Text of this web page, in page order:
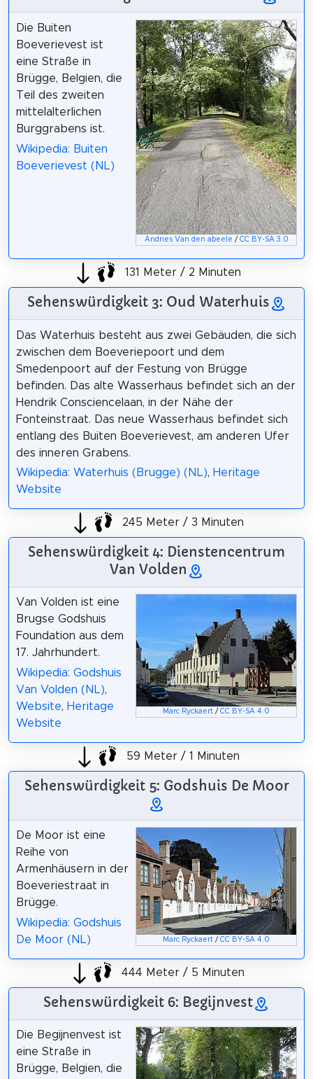
Andries Van den abeele / CC BY-SA 3.0
Die Buiten
Boeverievest ist
eine Straße in
Brügge, Belgien, die
Teil des zweiten
mittelalterlichen
Burggrabens ist.
Wikipedia: Buiten
Boeverievest (NL)
131 Meter / 2 Minuten
Sehenswürdigkeit 3: Oud Waterhuis
Das Waterhuis besteht aus zwei Gebäuden, die sich
zwischen dem Boeveriepoort und dem
Smedenpoort auf der Festung von Brügge
befinden. Das alte Wasserhaus befindet sich an der
Hendrik Consciencelaan, in der Nähe der
Fonteinstraat. Das neue Wasserhaus befindet sich
entlang des Buiten Boeverievest, am anderen Ufer
des inneren Grabens.
Wikipedia: Waterhuis (Brugge) (NL), Heritage
Website
245 Meter / 3 Minuten
Sehenswürdigkeit 4: Dienstencentrum
Van Volden
Marc Ryckaert /CC BY-SA 4.0
Van Volden ist eine
Brugse Godshuis
Foundation aus dem
17. Jahrhundert.
Wikipedia: Godshuis
Van Volden (NL),
Website, Heritage
Website
59 Meter / 1 Minuten
Sehenswürdigkeit 5: Godshuis De Moor
Marc Ryckaert /CC BY-SA 4.0
De Moor ist eine
Reihe von
Armenhäusern in der
Boeveriestraat in
Brügge.
Wikipedia: Godshuis
De Moor (NL)
444 Meter / 5 Minuten
Sehenswürdigkeit 6: Begijnvest
Die Begijnenvest ist
eine Straße in
Brügge, Belgien, die